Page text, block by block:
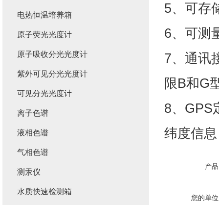
5、可存
6、可测
7、通讯
限B和G
8、GPS
纬度信
产
您的单
电热恒温培养箱
原子荧光光度计
原子吸收分光光度计
紫外可见分光光度计
可见分光光度计
离子色谱
液相色谱
气相色谱
测汞仪
水质快速检测箱